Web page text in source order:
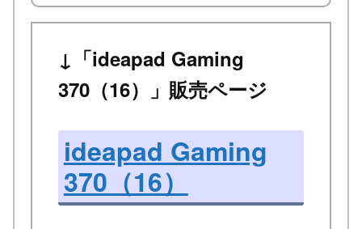
↓「ideapad Gaming
370（16）」販売ページ
ideapad Gaming
370（16）